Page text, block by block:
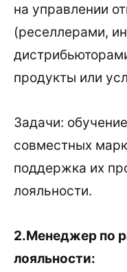
на управлении
(реселлерами,
продукты или
Задачи:
совместных
поддержка их
лояльности.
2.Менеджер по
лояльности: